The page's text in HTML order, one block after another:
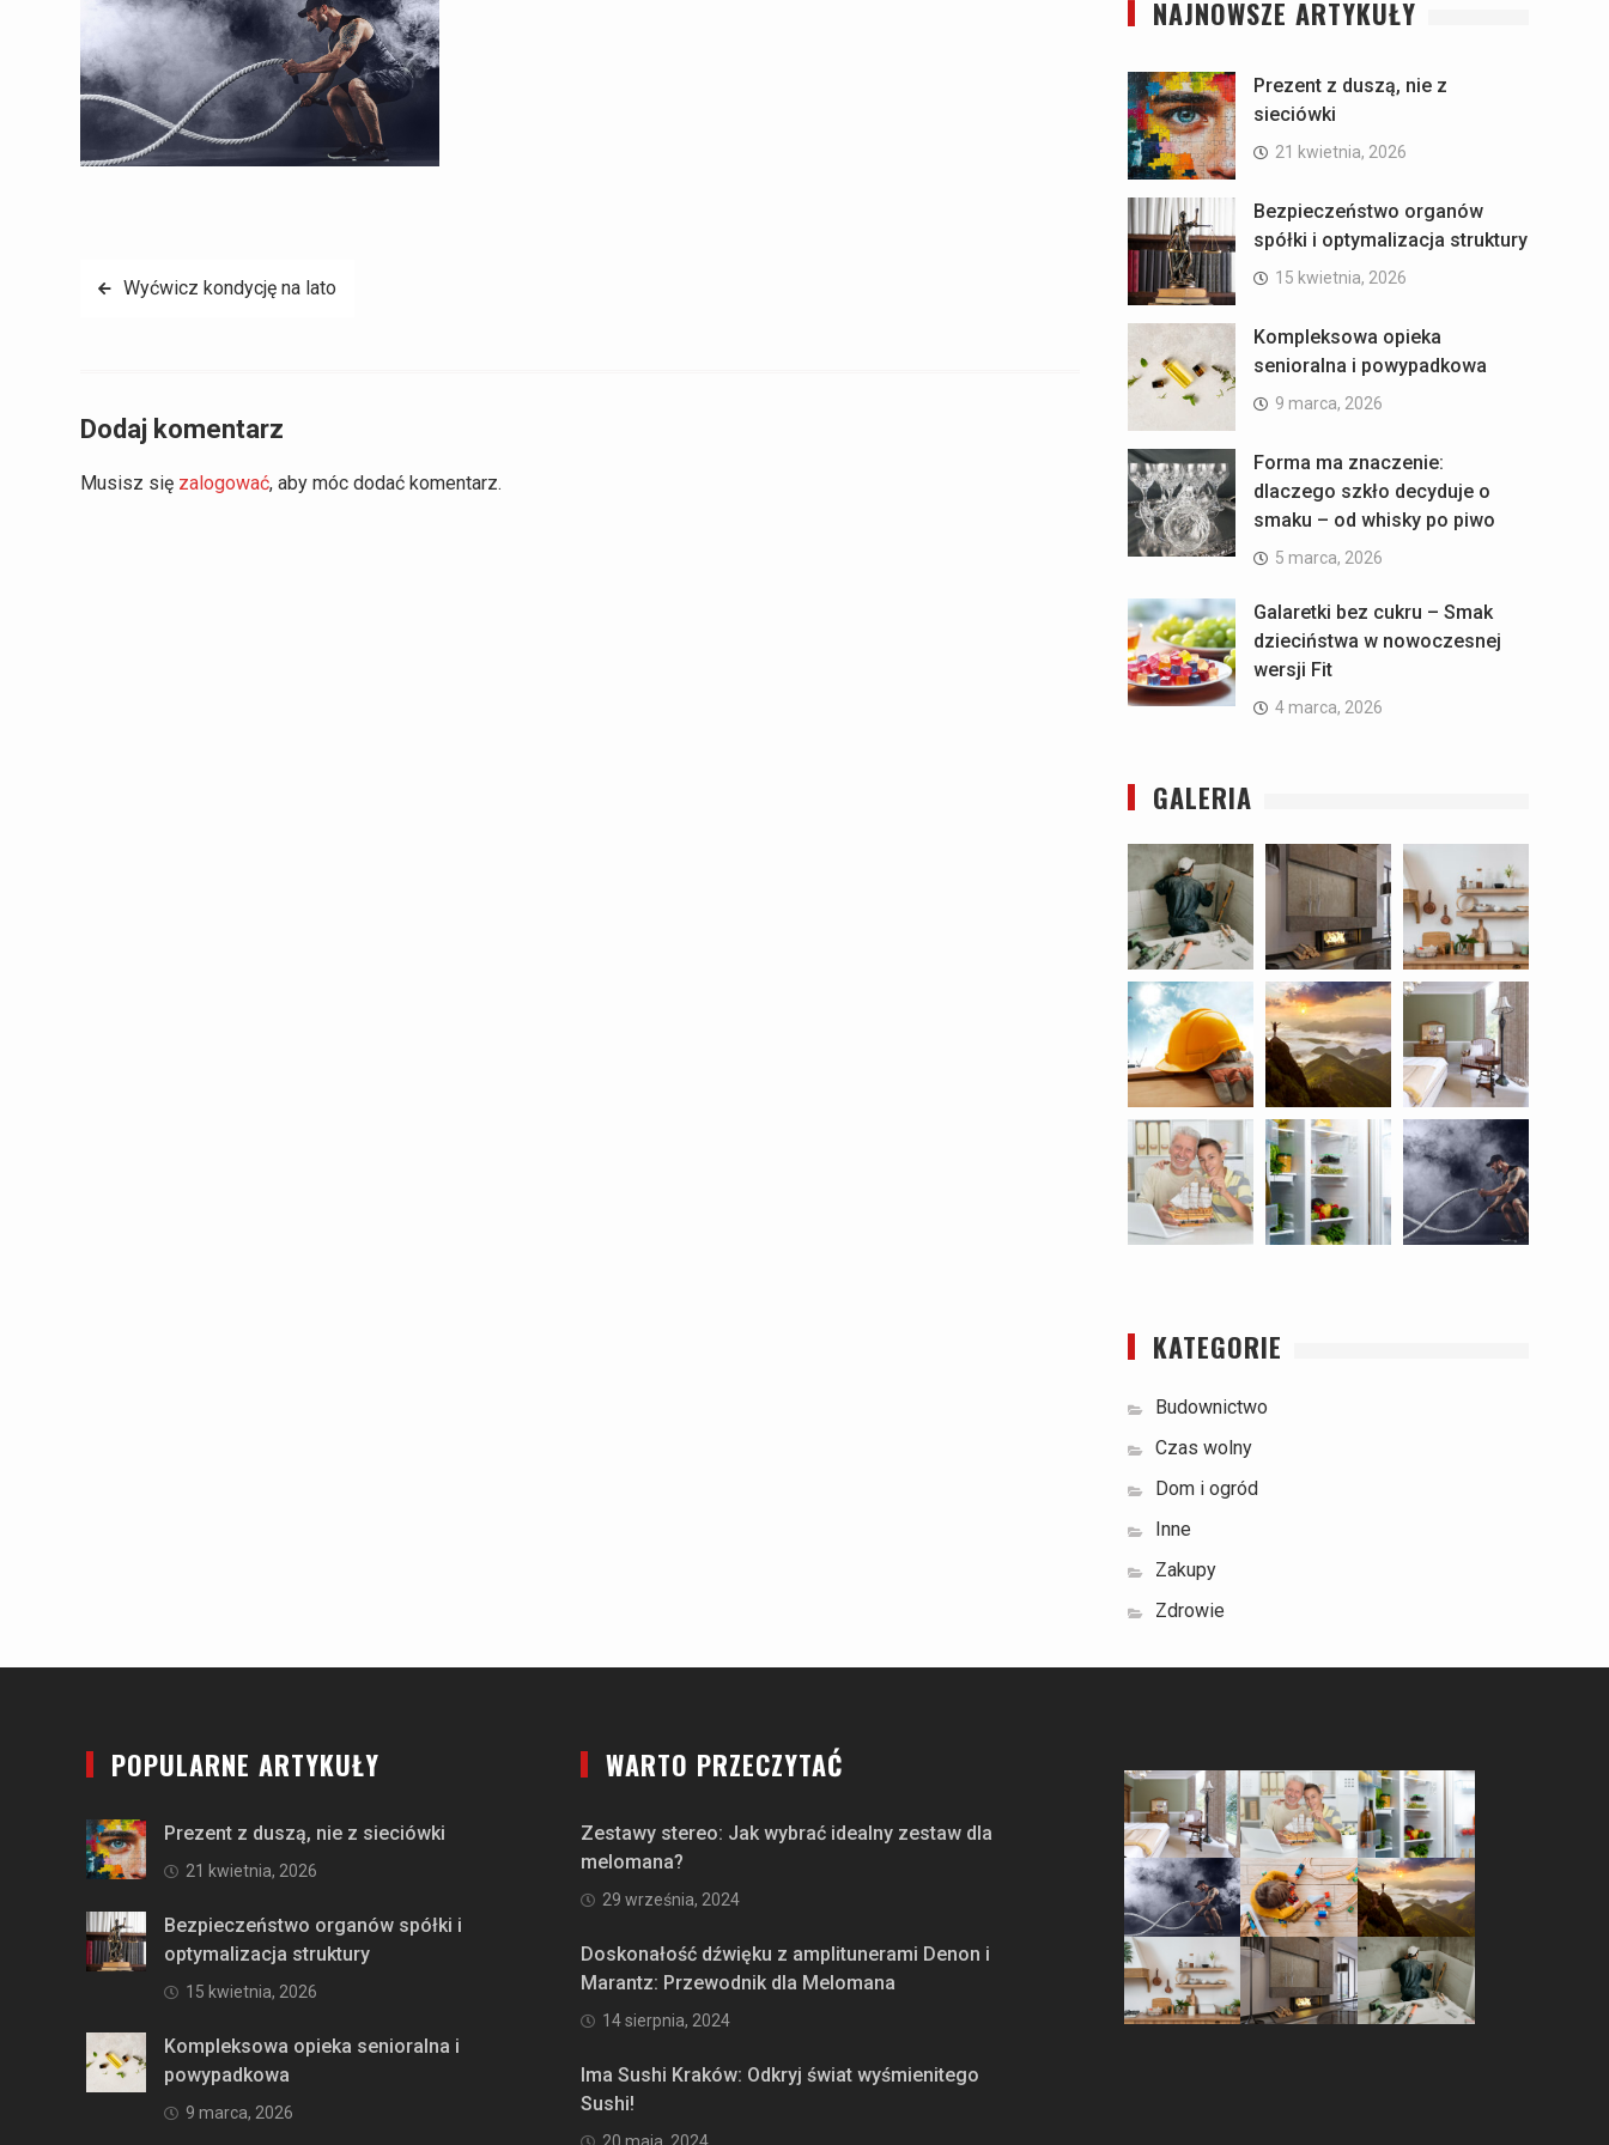
Nawigacja
Wyćwicz kondycję na lato
Dodaj komentarz
Musisz się zalogować, aby móc dodać komentarz.
NAJNOWSZE ARTYKUŁY
Prezent z duszą, nie z
sieciówki
21 kwietnia, 2026
Bezpieczeństwo organów
spółki i optymalizacja struktury
15 kwietnia, 2026
Kompleksowa opieka
senioralna i powypadkowa
9 marca, 2026
Forma ma znaczenie:
dlaczego szkło decyduje o
smaku – od whisky po piwo
5 marca, 2026
Galaretki bez cukru – Smak
dzieciństwa w nowoczesnej
wersji Fit
4 marca, 2026
GALERIA
KATEGORIE
Budownictwo
Czas wolny
Dom i ogród
Inne
Zakupy
Zdrowie
POPULARNE ARTYKUŁY
Prezent z duszą, nie z sieciówki
21 kwietnia, 2026
Bezpieczeństwo organów spółki i
optymalizacja struktury
15 kwietnia, 2026
Kompleksowa opieka senioralna i
powypadkowa
9 marca, 2026
WARTO PRZECZYTAĆ
Zestawy stereo: Jak wybrać idealny zestaw dla
melomana?
29 września, 2024
Doskonałość dźwięku z amplitunerami Denon i
Marantz: Przewodnik dla Melomana
14 sierpnia, 2024
Ima Sushi Kraków: Odkryj świat wyśmienitego
Sushi!